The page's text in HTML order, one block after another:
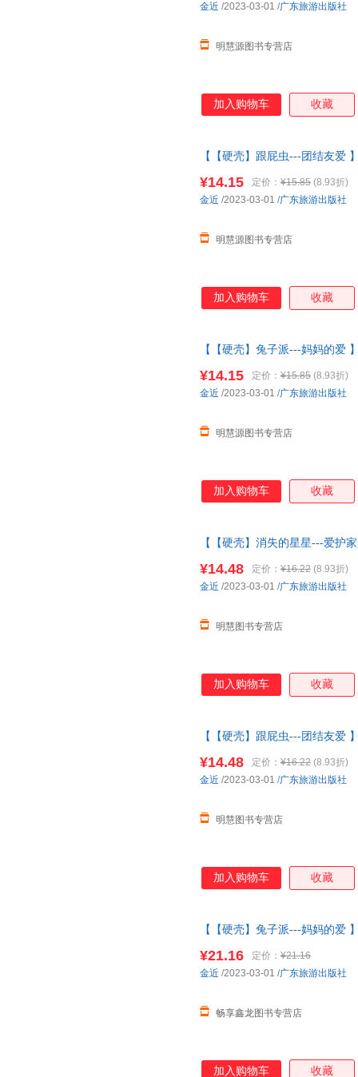
明慧源图书专营店
金近 /2023-03-01 /广东旅游出版社
加入购物车 收藏
【【硬壳】跟屁虫---团结友爱
¥14.15 定价： ¥15.85 (8.93折)
明慧源图书专营店
金近 /2023-03-01 /广东旅游出版社
加入购物车 收藏
【【硬壳】兔子派---妈妈的爱
¥14.15 定价： ¥15.85 (8.93折)
明慧源图书专营店
金近 /2023-03-01 /广东旅游出版社
加入购物车 收藏
【【硬壳】消失的星星---爱护
¥14.48 定价： ¥16.22 (8.93折)
明慧图书专营店
金近 /2023-03-01 /广东旅游出版社
加入购物车 收藏
【【硬壳】跟屁虫---团结友爱
¥14.48 定价： ¥16.22 (8.93折)
明慧图书专营店
金近 /2023-03-01 /广东旅游出版社
加入购物车 收藏
【【硬壳】兔子派---妈妈的爱
服
¥21.16 定价： ¥21.16
畅享鑫龙图书专营店
金近 /2023-03-01 /广东旅游出版社
加入购物车 收藏